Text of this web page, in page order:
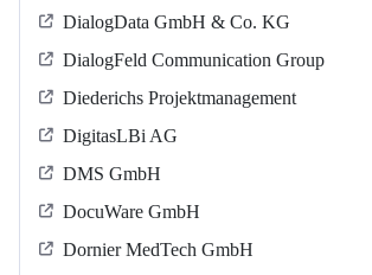
DialogData GmbH & Co. KG
DialogFeld Communication Group
Diederichs Projektmanagement
DigitasLBi AG
DMS GmbH
DocuWare GmbH
Dornier MedTech GmbH